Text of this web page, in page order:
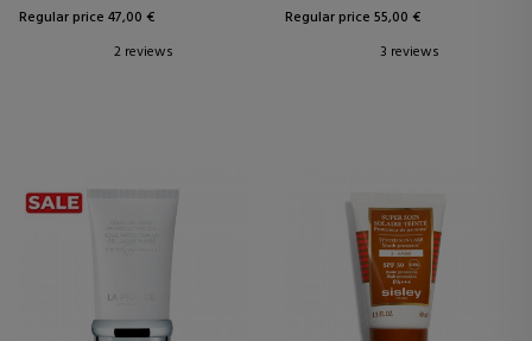
Regular price 47,00 €
2 reviews
Regular price 55,00 €
3 reviews